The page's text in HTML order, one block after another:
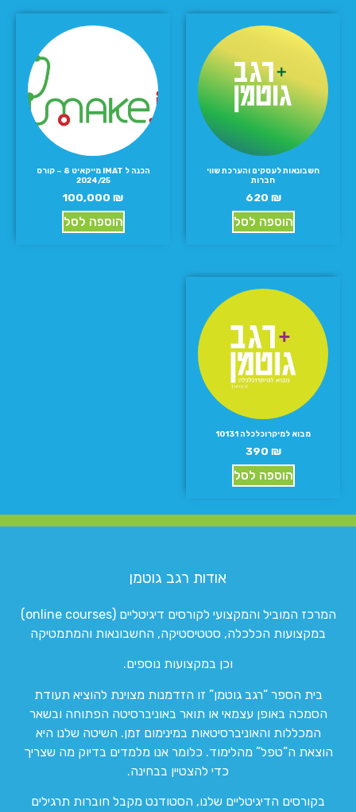
חשבונאות לעסקים והערכת שווי
חברות
620 ₪
הוספה לסל
הכנה ל IMAT מייקאיט 8 – קורס
2024/25
100,000 ₪
הוספה לסל
מבוא למיקרוכלכלה 10131
390 ₪
הוספה לסל
אודות רגב גוטמן
המרכז המוביל והמקצועי לקורסים דיגיטליים (online courses)
במקצועות הכלכלה, סטטיסטיקה, החשבונאות והמתמטיקה
וכן במקצועות נוספים.
בית הספר “רגב גוטמן” זו הזדמנות מצוינת להוציא תעודת
הסמכה באופן עצמאי או תואר באוניברסיטה הפתוחה ובשאר
המכללות והאוניברסיטאות במינימום זמן. השיטה שלנו היא
הוצאת ה”טפל” מהלימוד. כלומר אנו מלמדים בדיוק מה שצריך
כדי להצטיין בבחינה.
בקורסים הדיגיטליים שלנו, הסטודנט מקבל חוברות תרגילים